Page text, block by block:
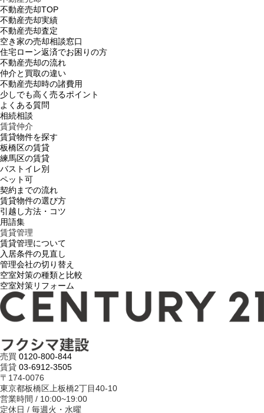
不動産売却TOP
不動産売却実績
不動産売却査定
空き家の売却相談窓口
住宅ローン返済でお困りの方
不動産売却の流れ
仲介と買取の違い
不動産売却時の諸費用
少しでも高く売るポイント
よくある質問
相続相談
賃貸仲介
賃貸物件を探す
板橋区の賃貸
練馬区の賃貸
バストイレ別
ペット可
契約までの流れ
賃貸物件の選び方
引越し方法・コツ
用語集
賃貸管理
賃貸管理について
入居条件の見直し
管理会社の切り替え
空室対策の種類と比較
空室対策リフォーム
売買 0120-800-844
賃貸 03-6912-3505
〒174-0076
東京都板橋区上板橋2丁目40-10
営業時間 / 10:00~19:00
定休日 / 毎週火・水曜